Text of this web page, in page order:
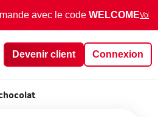
avec le code WELCOMEVoir
Devenir client Connexion